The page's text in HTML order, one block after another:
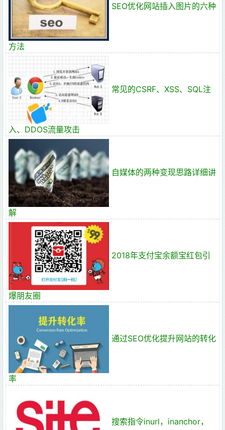
SEO优化网站插入图片的六种
方法
常见的CSRF、XSS、SQL注
入、DDOS流量攻击
自媒体的两种变现思路详细讲
解
2018年支付宝余额宝红包引
爆朋友圈
通过SEO优化提升网站的转化
率
搜索指令inurl，inanchor，